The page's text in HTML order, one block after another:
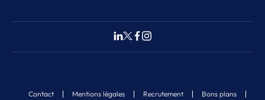
Contact Mentions légales Recrutement Bons plans